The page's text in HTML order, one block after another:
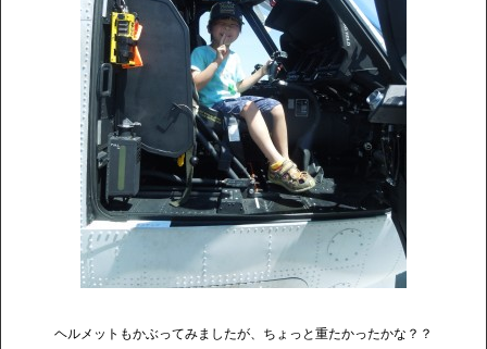
ヘルメットもかぶってみましたが、ちょっと重たかったかな？？